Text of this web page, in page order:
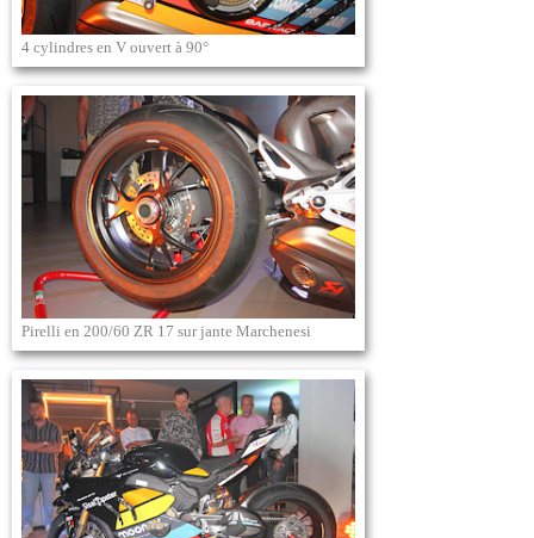
4 cylindres en V ouvert à 90°
Pirelli en 200/60 ZR 17 sur jante Marchenesi